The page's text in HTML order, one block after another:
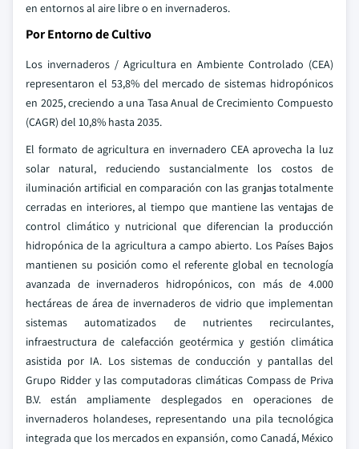
en entornos al aire libre o en invernaderos.
Por Entorno de Cultivo
Los invernaderos / Agricultura en Ambiente Controlado (CEA)
representaron el 53,8% del mercado de sistemas hidropónicos
en 2025, creciendo a una Tasa Anual de Crecimiento Compuesto
(CAGR) del 10,8% hasta 2035.
El formato de agricultura en invernadero CEA aprovecha la luz
solar natural, reduciendo sustancialmente los costos de
iluminación artificial en comparación con las granjas totalmente
cerradas en interiores, al tiempo que mantiene las ventajas de
control climático y nutricional que diferencian la producción
hidropónica de la agricultura a campo abierto. Los Países Bajos
mantienen su posición como el referente global en tecnología
avanzada de invernaderos hidropónicos, con más de 4.000
hectáreas de área de invernaderos de vidrio que implementan
sistemas automatizados de nutrientes recirculantes,
infraestructura de calefacción geotérmica y gestión climática
asistida por IA. Los sistemas de conducción y pantallas del
Grupo Ridder y las computadoras climáticas Compass de Priva
B.V. están ampliamente desplegados en operaciones de
invernaderos holandeses, representando una pila tecnológica
integrada que los mercados en expansión, como Canadá, México